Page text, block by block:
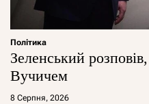
Політика
Зеленський
Вучичем
8 Серпня, 2026